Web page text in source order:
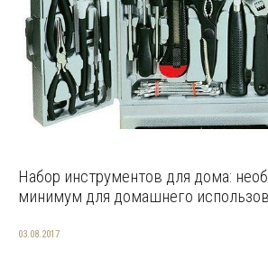
Набор инструментов для дома:
минимум для домашнего
03.08.2017